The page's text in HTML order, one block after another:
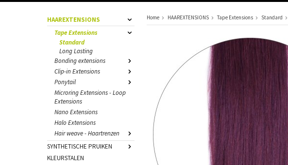
HAAREXTENSIONS
Tape Extensions
Standard
Long Lasting
Bonding extensions
Clip-in Extensions
Ponytail
Microring Extensions - Loop
Extensions
Nano Extensions
Halo Extensions
Hair weave - Haartrenzen
SYNTHETISCHE PRUIKEN
KLEURSTALEN
Home HAAREXTENSIONS Tape Extensions Standard